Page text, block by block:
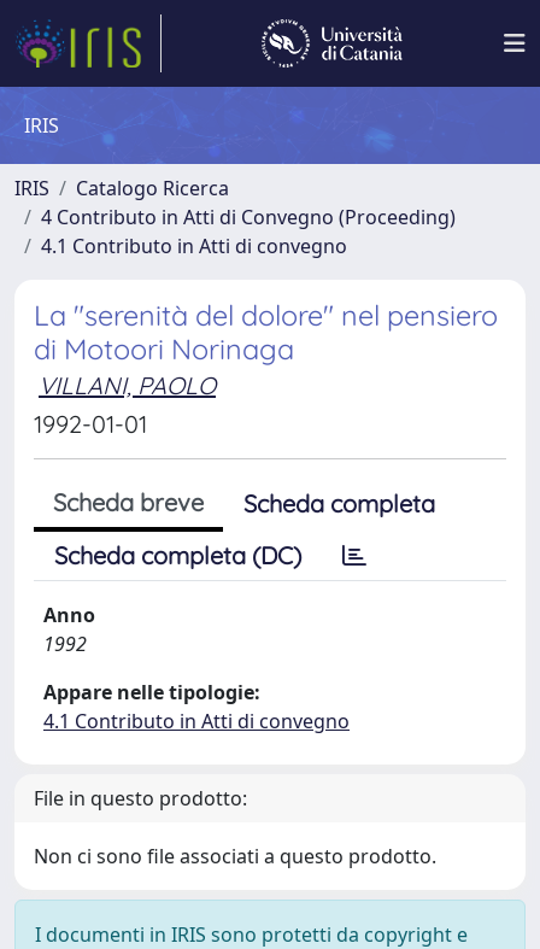
IRIS
IRIS
Catalogo Ricerca
4 Contributo in Atti di Convegno (Proceeding)
4.1 Contributo in Atti di convegno
La "serenità del dolore" nel pensiero
di Motoori Norinaga
VILLANI, PAOLO
1992-01-01
Scheda breve
Scheda completa
Scheda completa (DC)
Anno
1992
Appare nelle tipologie:
4.1 Contributo in Atti di convegno
File in questo prodotto:
Non ci sono file associati a questo prodotto.
I documenti in IRIS sono protetti da copyright e